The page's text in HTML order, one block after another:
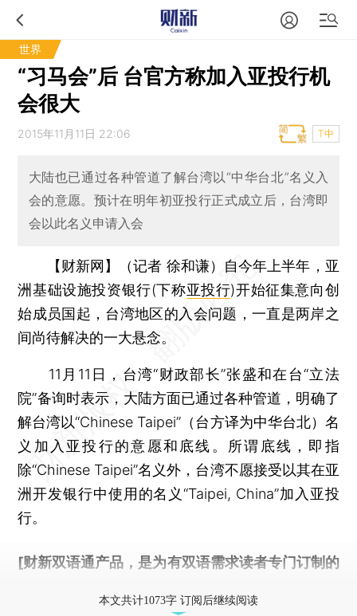
世界
“习马会”后 台官方称加入亚投行机
会很大
2015年11月11日 22:06 T中
大陆也已通过各种管道了解台湾以“中华台北”名义入
会的意愿。预计在明年初亚投行正式成立后，台湾即
会以此名义申请入会
【财新网】（记者 徐和谦） 自今年上半年，亚
洲基础设施投资银行(下称亚投行)开始征集意向创
始成员国起，台湾地区的入会问题，一直是两岸之
间尚待解决的一大悬念。
11月11日，台湾“财政部长”张盛和在台“立法
院”备询时表示，大陆方面已通过各种管道，明确了
解台湾以“Chinese Taipei”（台方译为中华台北）名
义加入亚投行的意愿和底线。所谓底线，即指
除“Chinese Taipei”名义外，台湾不愿接受以其在亚
洲开发银行中使用的名义“Taipei, China”加入亚投
行。
[财新双语通产品，是为有双语需求读者专门订制的
本文共计1073字 订阅后继续阅读